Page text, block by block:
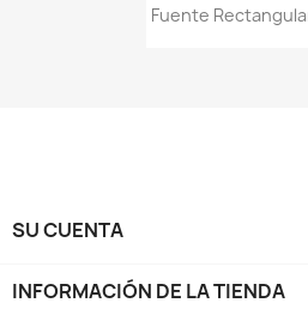
Fuente
SU CUENTA
INFORMACIÓN DE LA TIENDA